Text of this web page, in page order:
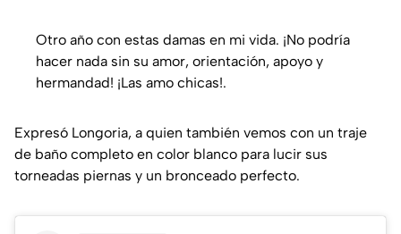
Otro año con estas damas en mi vida. ¡No podría
hacer nada sin su amor, orientación, apoyo y
hermandad! ¡Las amo chicas!.
Expresó Longoria, a quien también vemos con un traje
de baño completo en color blanco para lucir sus
torneadas piernas y un bronceado perfecto.